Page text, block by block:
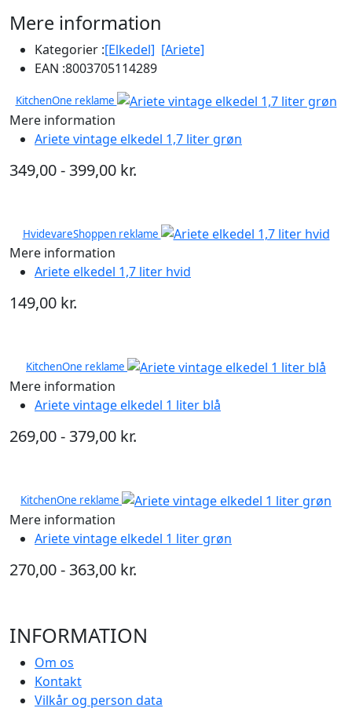
Mere information
Kategorier :[Elkedel] [Ariete]
EAN :8003705114289
KitchenOne reklame
Mere information
Ariete vintage elkedel 1,7 liter grøn
349,00 - 399,00 kr.
HvidevareShoppen reklame
Mere information
Ariete elkedel 1,7 liter hvid
149,00 kr.
KitchenOne reklame
Mere information
Ariete vintage elkedel 1 liter blå
269,00 - 379,00 kr.
KitchenOne reklame
Mere information
Ariete vintage elkedel 1 liter grøn
270,00 - 363,00 kr.
INFORMATION
Om os
Kontakt
Vilkår og person data